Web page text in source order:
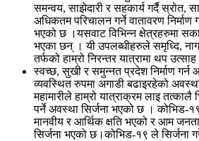
समन्वय, साझेदारी र सहकार्य गर्दै स्रोत,
अधिकतम परिचालन गर्ने वातावरण
भएको छ ।यसवाट विभिन्न क्षेत्रहरुमा
भएका छन् । यी उपलब्धीहरुले समृध्दि,
तर्फको हाम्रो निरन्तर यात्रामा थप
स्वच्छ, सुखी र समुन्नत प्रदेश निर्माण
व्यवस्थित रुपमा अगाडी बढाइरहेको
महामारीले हाम्रो यात्राक्रम लाइ तत्कालै
पर्ने अवस्था सिर्जना भएको छ । कोभिड-
मानवीय र आर्थिक क्षति भएको र आम
सिर्जना भएको छ।कोभिड-१९ ले सिर्जना